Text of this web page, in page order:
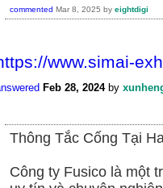
commented Mar 8, 2025 by eightdigi
www.simai-
Feb 28, 2024 by
Thông Tắc Cống Tại
Công ty Fusico là một